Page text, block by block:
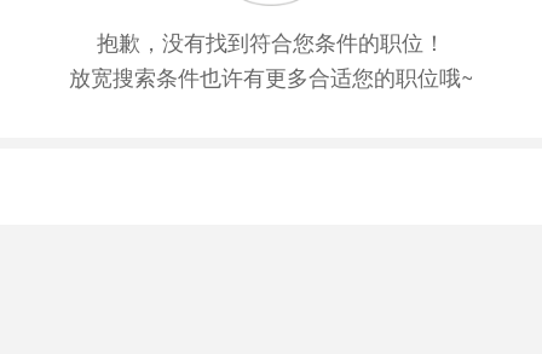
抱歉，没有找到符合您条件的职位！
放宽搜索条件也许有更多合适您的职位哦~